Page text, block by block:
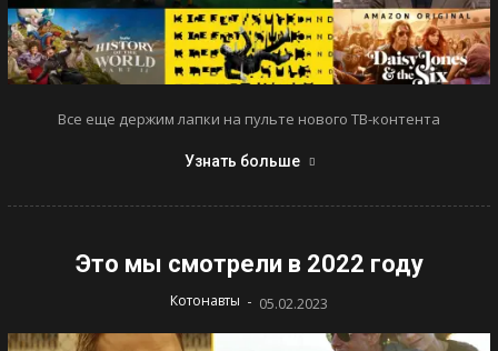
Все еще держим лапки на пульте нового ТВ-контента
Узнать больше
Это мы смотрели в 2022 году
Котонавты - 05.02.2023